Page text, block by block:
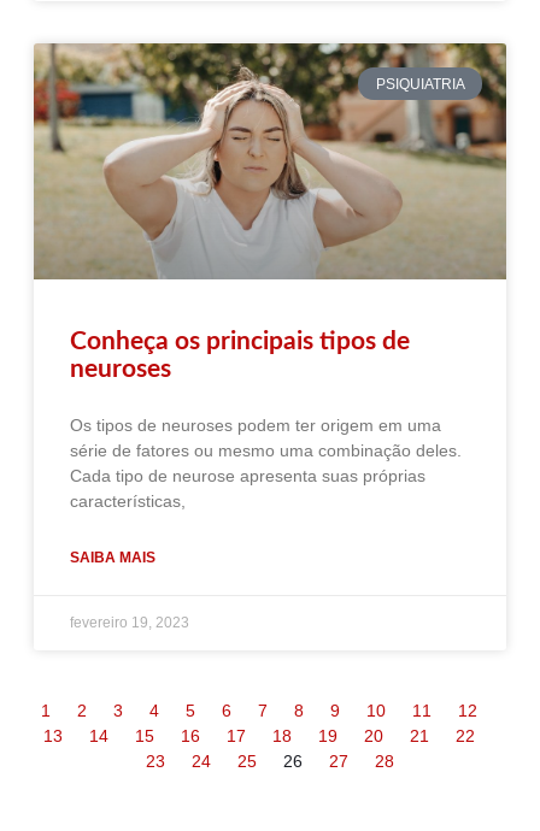
PSIQUIATRIA
Conheça os principais tipos de
neuroses
Os tipos de neuroses podem ter origem em uma
série de fatores ou mesmo uma combinação deles.
Cada tipo de neurose apresenta suas próprias
características,
SAIBA MAIS
fevereiro 19, 2023
1 2 3 4 5 6 7 8 9 10 11
12
13
14 15 16 17 18 19 20 21
22
23
24 25 26 27 28